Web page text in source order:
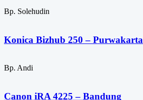
Bp. Solehudin
Konica Bizhub 250 – Purwakarta
Bp. Andi
Canon iRA 4225 – Bandung